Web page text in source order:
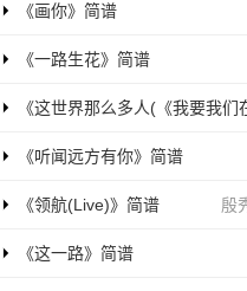
《画你》简谱
《一路生花》简谱
《这世界那么多人(《我要我们在一起》电影主题曲)
《听闻远方有你》简谱
殷
《领航(Live)》简谱
《这一路》简谱